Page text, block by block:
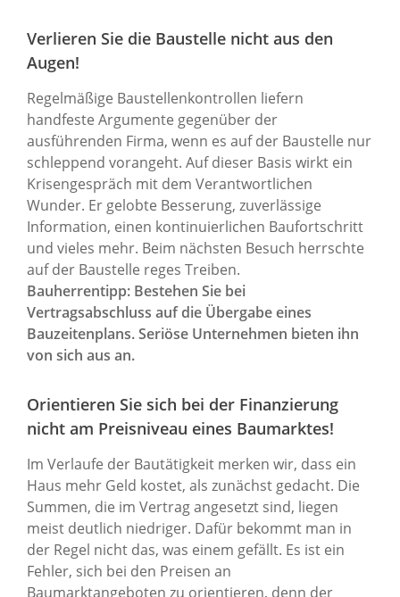
Verlieren Sie die Baustelle nicht aus den
Augen!
Regelmäßige Baustellenkontrollen liefern
handfeste Argumente gegenüber der
ausführenden Firma, wenn es auf der Baustelle nur
schleppend vorangeht. Auf dieser Basis wirkt ein
Krisengespräch mit dem Verantwortlichen
Wunder. Er gelobte Besserung, zuverlässige
Information, einen kontinuierlichen Baufortschritt
und vieles mehr. Beim nächsten Besuch herrschte
auf der Baustelle reges Treiben.
Bauherrentipp: Bestehen Sie bei
Vertragsabschluss auf die Übergabe eines
Bauzeitenplans. Seriöse Unternehmen bieten ihn
von sich aus an.
Orientieren Sie sich bei der Finanzierung
nicht am Preisniveau eines Baumarktes!
Im Verlaufe der Bautätigkeit merken wir, dass ein
Haus mehr Geld kostet, als zunächst gedacht. Die
Summen, die im Vertrag angesetzt sind, liegen
meist deutlich niedriger. Dafür bekommt man in
der Regel nicht das, was einem gefällt. Es ist ein
Fehler, sich bei den Preisen an
Baumarktangeboten zu orientieren, denn der